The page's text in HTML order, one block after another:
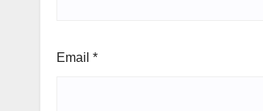
Email *